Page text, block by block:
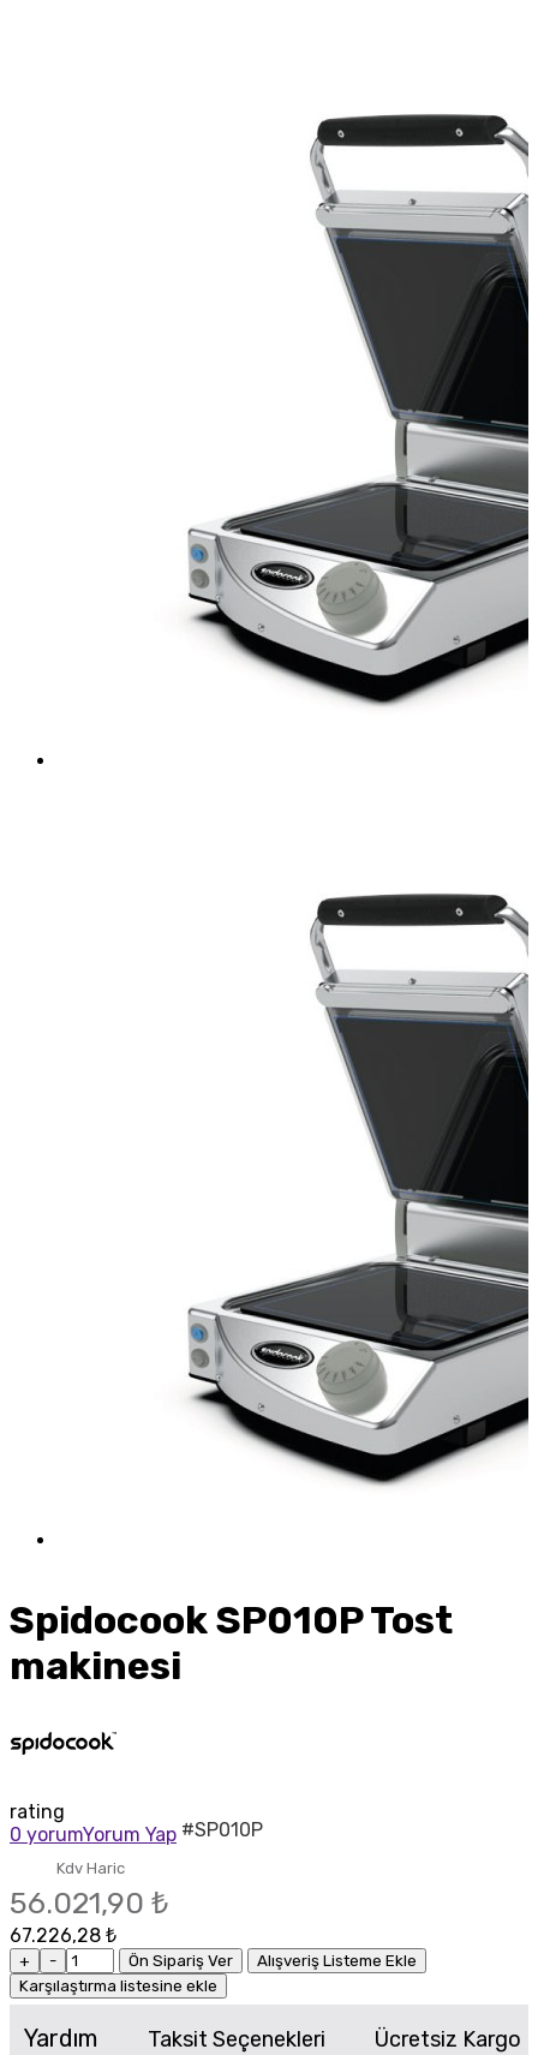
Spidocook SP010P Tost
makinesi
rating
0 yorumYorum Yap #SP010P
Kdv Haric
56.021,90 ₺
67.226,28 ₺
+ - Ön Sipariş Ver
Alışveriş Listeme Ekle
Karşılaştırma listesine ekle
Yardım Taksit Seçenekleri
Ücretsiz Kargo